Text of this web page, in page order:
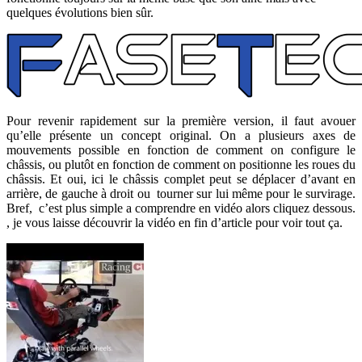
quelques évolutions bien sûr.
Pour revenir rapidement sur la première version, il faut avouer
qu’elle présente un concept original. On a plusieurs axes de
mouvements possible en fonction de comment on configure le
châssis, ou plutôt en fonction de comment on positionne les roues du
châssis. Et oui, ici le châssis complet peut se déplacer d’avant en
arrière, de gauche à droit ou tourner sur lui même pour le survirage.
Bref, c’est plus simple a comprendre en vidéo alors cliquez dessous.
, je vous laisse découvrir la vidéo en fin d’article pour voir tout ça.